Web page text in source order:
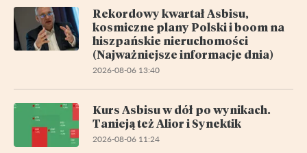
Rekordowy kwartał Asbisu,
kosmiczne plany Polski i boom na
hiszpańskie nieruchomości
(Najważniejsze informacje dnia)
2026-08-06 13:40
Kurs Asbisu w dół po wynikach.
Tanieją też Alior i Synektik
2026-08-06 11:24